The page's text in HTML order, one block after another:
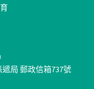
局 郵政信箱737號